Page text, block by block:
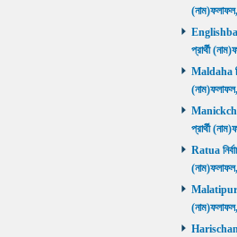
প্রার্থী
Maldaha
প্রার্থী
Ratua
Malatipur